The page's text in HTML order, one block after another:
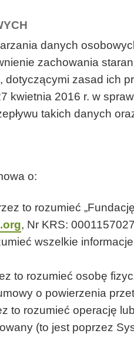
danych
zachowania
zasad ich
kwietnia 2016 r. w
takich danych
o:
to rozumieć
, Nr KRS: 0001157027
wszelkie
to rozumieć osobę
o powierzenia
to rozumieć operację
(to jest poprzez